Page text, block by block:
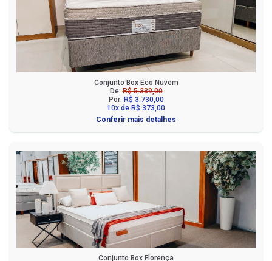
Conjunto Box Eco Nuvem
De:R$ 5.339,00
Por: R$ 3.730,00
10x de R$ 373,00
Conferir mais detalhes
Conjunto Box Florença